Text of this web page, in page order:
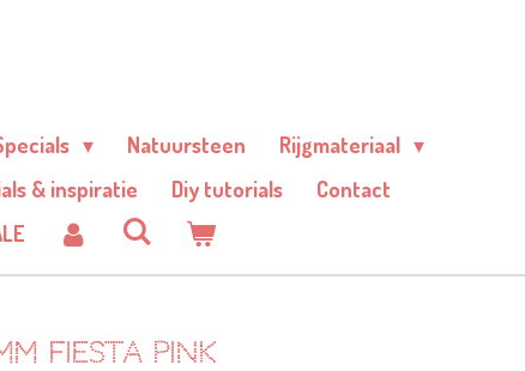
Natuursteen
Rijgmateriaal
& inspiratie Diy tutorials
Contact
Fiesta pink